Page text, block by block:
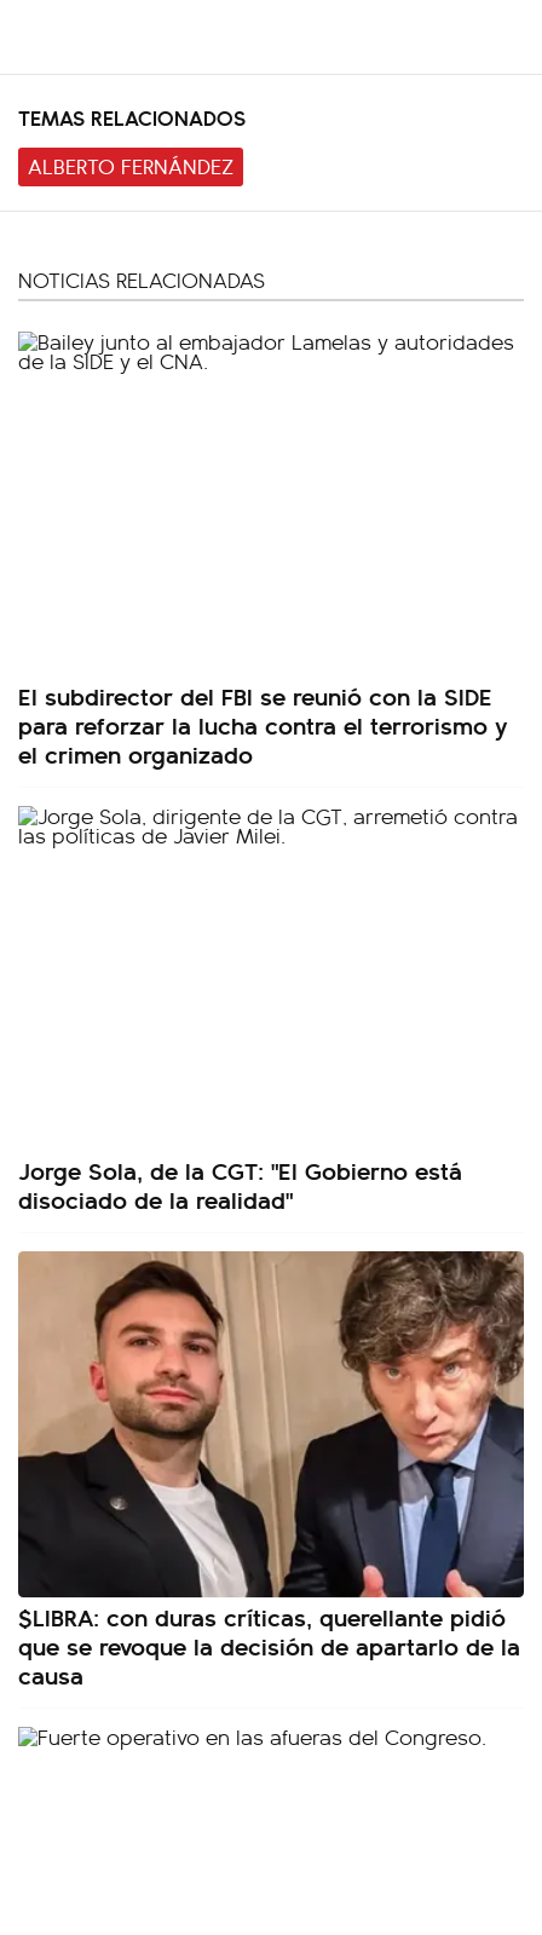
TEMAS RELACIONADOS
ALBERTO FERNÁNDEZ
NOTICIAS RELACIONADAS
El subdirector del FBI se reunió con la SIDE
para reforzar la lucha contra el terrorismo y
el crimen organizado
Jorge Sola, de la CGT: "El Gobierno está
disociado de la realidad"
$LIBRA: con duras críticas, querellante pidió
que se revoque la decisión de apartarlo de la
causa